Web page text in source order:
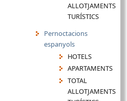
ALLOTJAMENTS
TURÍSTICS
Pernoctacions
espanyols
HOTELS
APARTAMENTS
TOTAL
ALLOTJAMENTS